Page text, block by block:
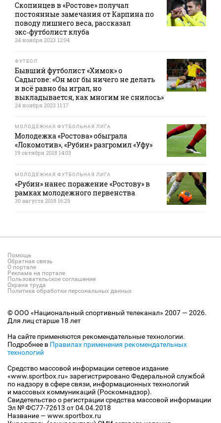
Скопинцев в «Ростове» получал
постоянные замечания от Карпина по
поводу лишнего веса, рассказал
экс‑футболист клуба
24 ноября 2023 12:04
ФУТБОЛ
Бывший футболист «Химок» о
Садыгове: «Он мог бы ничего не делать
и всё равно бы играл, но
выкладывается, как многим не снилось»
24 ноября 2023 11:17
МОЛОДЕЖНАЯ ФУТБОЛЬНАЯ ЛИГА
Молодежка «Ростова» обыграла
«Локомотив», «Рубин» разгромил «Уфу»
19 октября 2018 14:03
МОЛОДЕЖНАЯ ФУТБОЛЬНАЯ ЛИГА
«Рубин» нанес поражение «Ростову» в
рамках молодежного первенства
30 августа 2018 16:29
Помощь
Обратная связь
О портале
Реклама на портале
Пользовательское соглашение
Охрана труда
Политика обработки персональных данных
© ООО «Национальный спортивный телеканал» 2007 — 2026.
Для лиц старше 18 лет
На сайте применяются рекомендательные технологии.
Подробнее в Правилах применения рекомендательных
технологий
Средство массовой информации сетевое издание
«www.sportbox.ru» зарегистрировано Федеральной службой
по надзору в сфере связи, информационных технологий
и массовых коммуникаций (Роскомнадзор).
Свидетельство о регистрации средства массовой информации
Эл № ФС77-72613 от 04.04.2018
Название — www.sportbox.ru